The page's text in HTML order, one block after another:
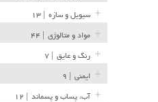
سیویل و سازه
مواد و متالوژی
رنگ و عایق
ایمنی
آب، پساب و پسماند